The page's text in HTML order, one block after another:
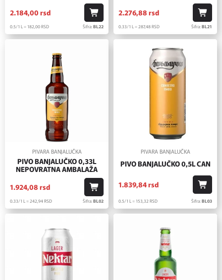
2.184,00 rsd
0.5/1 L = 182,00RSD Šifra:BL22
2.276,88 rsd
0.33/1 L = 287,48RSD Šifra:BL21
PIVARA BANJALUČKA
PIVO BANJALUČKO 0,33L
NEPOVRATNA AMBALAŽA
1.924,08 rsd
0.33/1 L = 242,94RSD Šifra:BL02
PIVARA BANJALUČKA
PIVO BANJALUČKO 0,5L CAN
1.839,84rsd
0.5/1 L = 153,32RSD Šifra:BL03